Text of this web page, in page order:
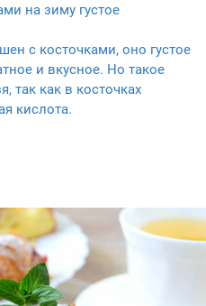
на зиму густое
с косточками, оно густое
и вкусное. Но такое
так как в косточках
кислота.